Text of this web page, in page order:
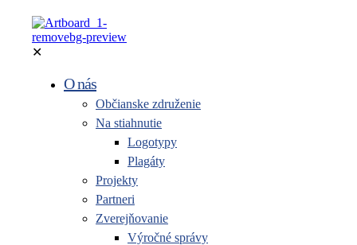
✕
O nás
Občianske združenie
Na stiahnutie
Logotypy
Plagáty
Projekty
Partneri
Zverejňovanie
Výročné správy